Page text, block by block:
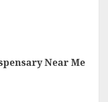
Near Me